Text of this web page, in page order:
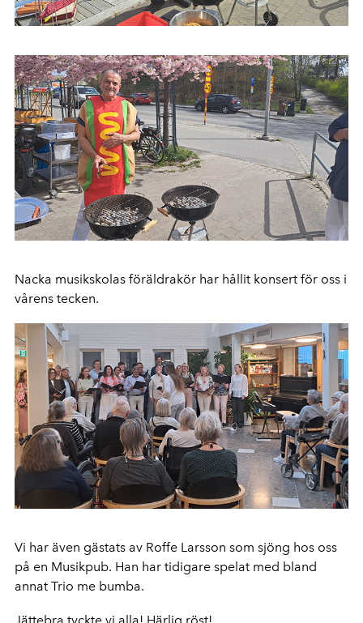
Nacka musikskolas föräldrakör har hållit konsert för oss i
vårens tecken.
Vi har även gästats av Roffe Larsson som sjöng hos oss
på en Musikpub. Han har tidigare spelat med bland
annat Trio me bumba.
Jättebra tyckte vi alla! Härlig röst!